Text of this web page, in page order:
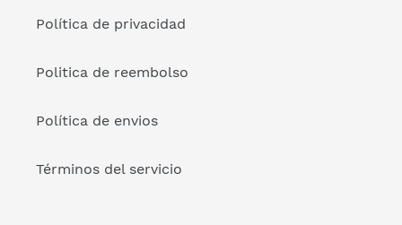
Política de privacidad
Politica de reembolso
Política de envios
Términos del servicio